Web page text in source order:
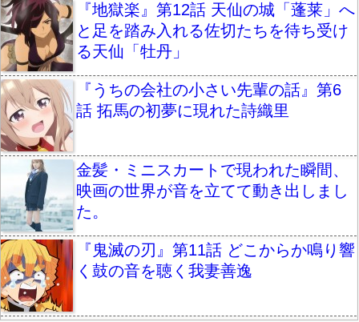
『地獄楽』第12話 天仙の城「蓬莱」へ
と足を踏み入れる佐切たちを待ち受け
る天仙「牡丹」
『うちの会社の小さい先輩の話』第6
話 拓馬の初夢に現れた詩織里
金髪・ミニスカートで現われた瞬間、
映画の世界が音を立てて動き出しまし
た。
『鬼滅の刃』第11話 どこからか鳴り響
く鼓の音を聴く我妻善逸